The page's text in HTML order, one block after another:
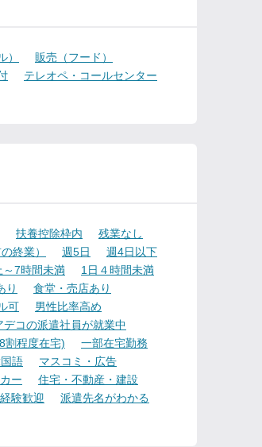
）
販売（フード）
テレオペ・コールセンター
扶養控除枠内
残業なし
終業） 週5日
週4日以下
～7時間未満
1日４時間未満
り
食堂・売店あり
可
男性比率高め
デコの派遣社員が就業中
割程度在宅)
一部在宅勤務
語
マスコミ・広告
ー
住宅・不動産・建設
験歓迎
派遣先名がわかる